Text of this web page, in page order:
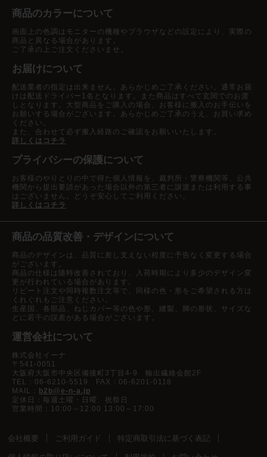
商品のカラーについて
画面上の色調はモニターの機種やブラウザなどの設定により、実際の
商品と異なる場合があります。
ご了承の上ご注文くださいませ。
お届けについて
配送業者の指定は出来ません。あらかじめご了承ください。通常お届
けは配送ドライバー1名となります。また商品はすべて玄関でのお渡
しとなります。大型商品をご購入の場合、お客様に搬入のお手伝いを
お願いする場合がございます。あらかじめご了承のうえ、お買い求め
ください。
また、合わせて必ず搬入経路のご確認をお願いいたします。
詳しくはコチラ
プライバシーの保護について
お客様のやりとりの中で得た個人情報を、裁判所・警察機関等、公共
機関から提出要請があった場合以外の第三者に譲渡または利用する事
はございません。どうぞ安心してご利用ください。
詳しくはコチラ
商品の品質改善・デザインについて
商品のデザインは、品質に差し支えない程度に予告なく変更する場合
がございます。
商品の仕様は随時改善されており、入荷時期により多少のデザイン変
更が行われている場合があります。
リピート注文や同時複数注文等で、同様の色・形をご希望される方は
くれぐれもご注意ください。
生産国、各部品、ねじカバー等の色や形、縫製、脚の形状、サイズな
どに若干の誤差がある場合がございます。
運営会社について
株式会社イーナ
〒541-0051
大阪府大阪市中央区備後町3丁目4-9 輸出繊維会館2F
TEL：06-6210-5519 FAX：06-6201-0118
MAIL：
b2b@e-n-a.jp
定休日：毎週土曜・日曜、祝祭日
営業時間：10:00～12:00 13:00～17:00
会社概要 ご利用ガイド 特定商取引法に基づく表記